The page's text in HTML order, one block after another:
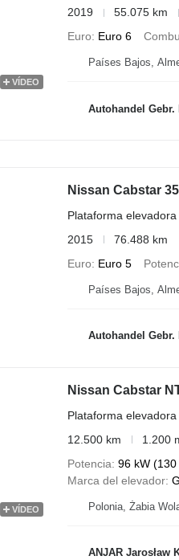
VÍDEO
2019
55.075 km
Euro
Euro 6
Países Bajos,
Autohandel Gebr.
Nissan Cabstar
Plataforma
2015
76.488 km
Euro
Euro 5
Países Bajos,
Autohandel Gebr.
VÍDEO
Nissan Cabstar
Plataforma
12.500 km
1.200
Potencia 96 kW (130
Marca del elevador
Polonia, Żabia
ANJAR Jarosław